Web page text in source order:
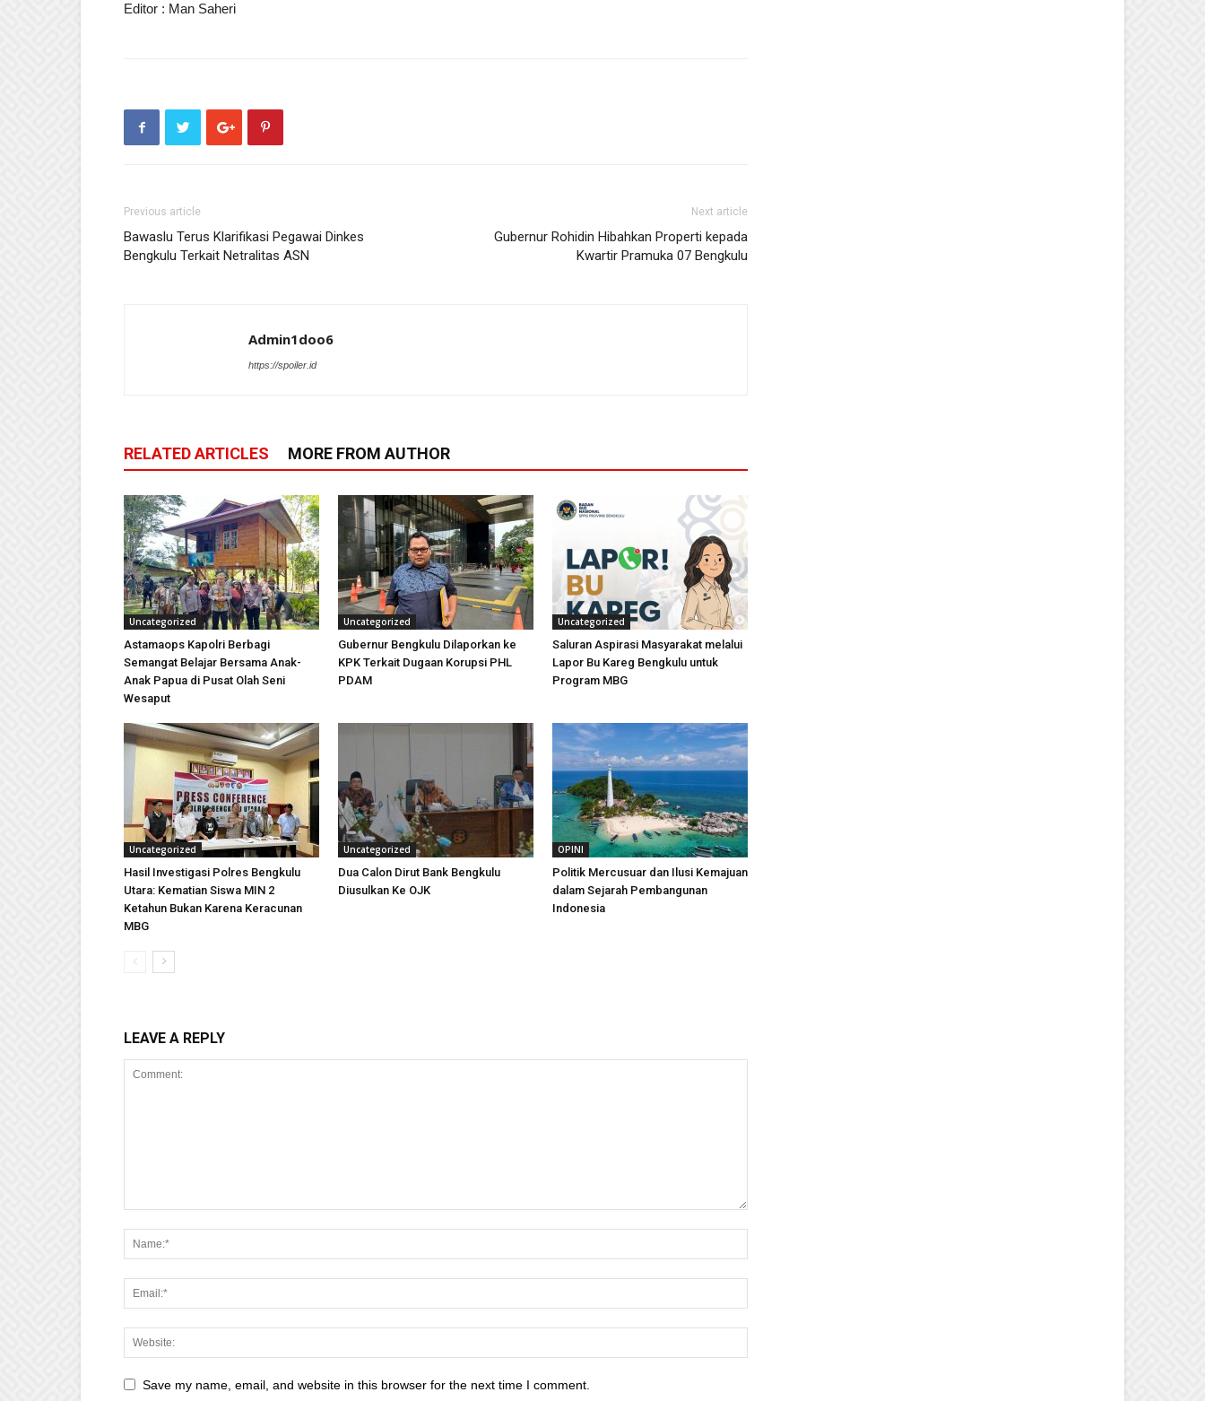
Editor : Man Saheri
Previous article
Bawaslu Terus Klarifikasi Pegawai Dinkes
Bengkulu Terkait Netralitas ASN
Next article
Gubernur Rohidin Hibahkan Properti kepada
Kwartir Pramuka 07 Bengkulu
Admin1doo6
https://spoiler.id
RELATED ARTICLES MORE FROM AUTHOR
Uncategorized
Astamaops Kapolri Berbagi
Semangat Belajar Bersama Anak-
Anak Papua di Pusat Olah Seni
Wesaput
Uncategorized
Gubernur Bengkulu Dilaporkan ke
KPK Terkait Dugaan Korupsi PHL
PDAM
Uncategorized
Saluran Aspirasi Masyarakat melalui
Lapor Bu Kareg Bengkulu untuk
Program MBG
Uncategorized
Hasil Investigasi Polres Bengkulu
Utara: Kematian Siswa MIN 2
Ketahun Bukan Karena Keracunan
MBG
Uncategorized
Dua Calon Dirut Bank Bengkulu
Diusulkan Ke OJK
OPINI
Politik Mercusuar dan Ilusi Kemajuan
dalam Sejarah Pembangunan
Indonesia
LEAVE A REPLY
Save my name, email, and website in this browser for the next time I comment.